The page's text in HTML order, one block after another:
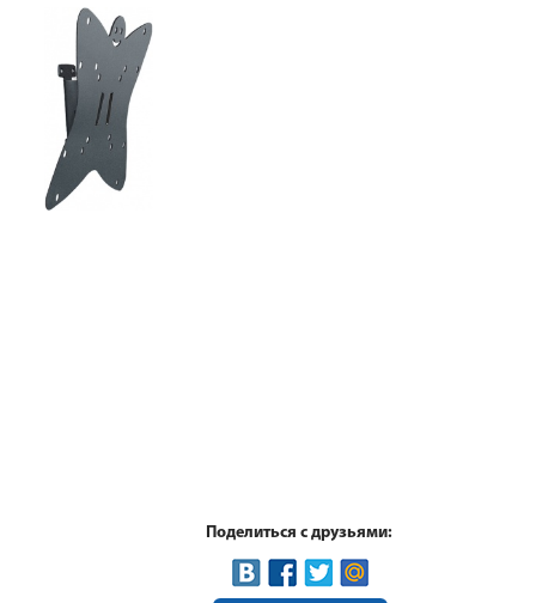
Поделиться с друзьями: